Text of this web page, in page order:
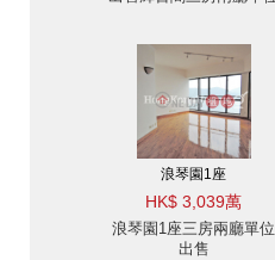
浪琴園1座
HK$ 3,039萬
浪琴園1座三房兩廳單位
出售